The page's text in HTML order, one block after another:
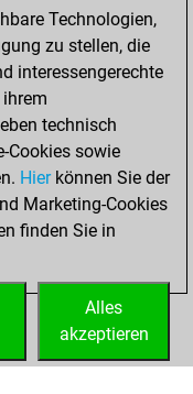
Technologien,
zu stellen, die
interessengerechte
technisch
Cookies sowie
Hierkönnen Sie der
Marketing-Cookies
finden Sie in
Alles
akzeptieren